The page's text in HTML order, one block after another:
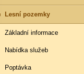
Lesní pozemky
Základní informace
Nabídka služeb
Poptávka